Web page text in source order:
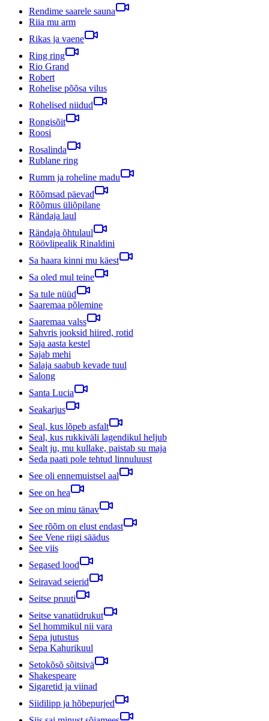
Rendime saarele sauna
Riia mu arm
Rikas ja vaene
Ring ring
Rio Grand
Robert
Rohelise põõsa vilus
Rohelised niidud
Rongisõit
Roosi
Rosalinda
Rublane ring
Rumm ja roheline madu
Rõõmsad päevad
Rõõmus üliõpilane
Rändaja laul
Rändaja õhtulaul
Röövlipealik Rinaldini
Sa haara kinni mu käest
Sa oled mul teine
Sa tule nüüd
Saaremaa põlemine
Saaremaa valss
Sahvris jooksid hiired, rotid
Saja aasta kestel
Sajab mehi
Salaja saabub kevade tuul
Salong
Santa Lucia
Seakarjus
Seal, kus lõpeb asfalt
Seal, kus rukkiväli lagendikul heljub
Sealt ju, mu kullake, paistab su maja
Seda paati pole tehtud linnuluust
See oli ennemuistsel aal
See on hea
See on minu tänav
See rõõm on elust endast
See Vene riigi säädus
See viis
Segased lood
Seiravad seierid
Seitse pruuti
Seitse vanatüdrukut
Sel hommikul nii vara
Sepa jutustus
Sepa Kahurikuul
Setokõsõ sõitsivä
Shakespeare
Sigaretid ja viinad
Siidilipp ja hõbepurjed